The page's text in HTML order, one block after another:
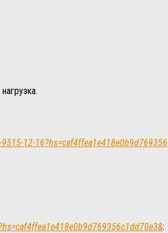
12-
: